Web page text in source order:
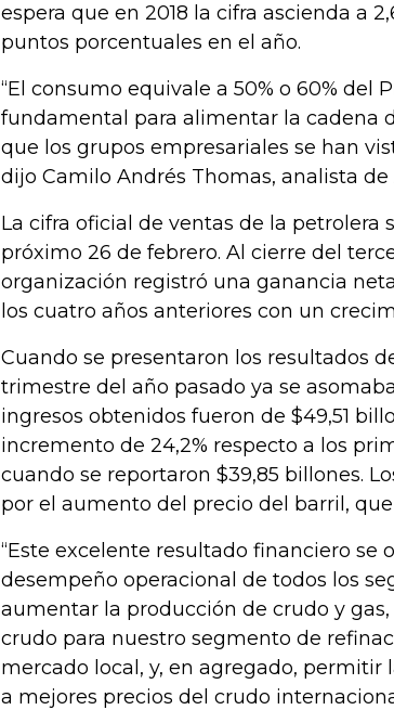
espera que en 2018 la cifra ascienda a
puntos porcentuales en el año.
“El consumo equivale a 50% o 60% del
fundamental para alimentar la cadena
que los grupos empresariales se han
dijo Camilo Andrés Thomas, analista de
La cifra oficial de ventas de la petrolera
próximo 26 de febrero. Al cierre del
organización registró una ganancia
los cuatro años anteriores con un
Cuando se presentaron los resultados
trimestre del año pasado ya se
ingresos obtenidos fueron de $49,51
incremento de 24,2% respecto a los
cuando se reportaron $39,85 billones.
por el aumento del precio del barril,
“Este excelente resultado financiero se
desempeño operacional de todos los
aumentar la producción de crudo y
crudo para nuestro segmento de
mercado local, y, en agregado, permitir
a mejores precios del crudo